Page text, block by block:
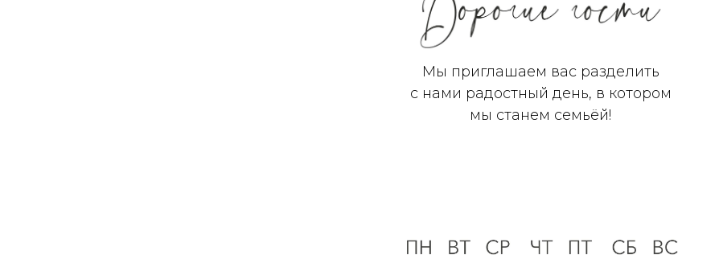
Мы приглашаем вас разделить
с нами радостный день, в котором
мы станем семьёй!